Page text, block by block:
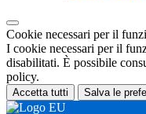
Cookie necessari per il
I cookie necessari per il
disabilitati. È possibile
policy.
Accetta tutti Salva le